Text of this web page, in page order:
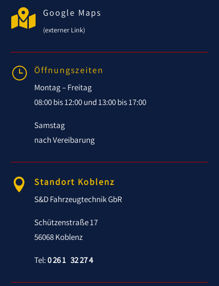
 Google Maps
(externer Link)
} Öffnungszeiten
Montag – Freitag
08:00 bis 12:00 und 13:00 bis 17:00
Samstag
nach Vereibarung
 Standort Koblenz
S&D Fahrzeugtechnik GbR
Schützenstraße 17
56068 Koblenz
Tel:0 26 1 32 27 4